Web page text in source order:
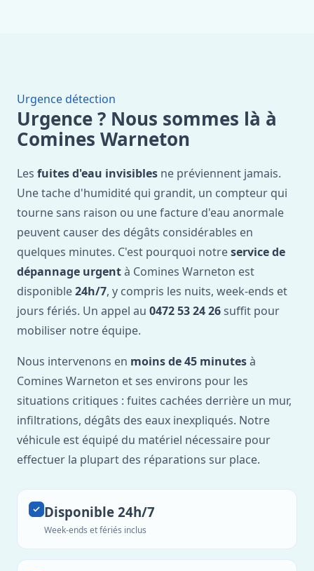
Urgence détection
Urgence ? Nous sommes là à
Comines Warneton
Les fuites d'eau invisibles ne préviennent jamais.
Une tache d'humidité qui grandit, un compteur qui
tourne sans raison ou une facture d'eau anormale
peuvent causer des dégâts considérables en
quelques minutes. C'est pourquoi notreservice de
dépannage urgentà Comines Warneton est
disponible24h/7, y compris les nuits, week-ends et
jours fériés. Un appel au 0472 53 24 26 suffit pour
mobiliser notre équipe.
Nous intervenons en moins de 45 minutesà
Comines Warneton et ses environs pour les
situations critiques : fuites cachées derrière un mur,
infiltrations, dégâts des eaux inexpliqués. Notre
véhicule est équipé du matériel nécessaire pour
effectuer la plupart des réparations sur place.
Disponible 24h/7
Week-ends et fériés inclus